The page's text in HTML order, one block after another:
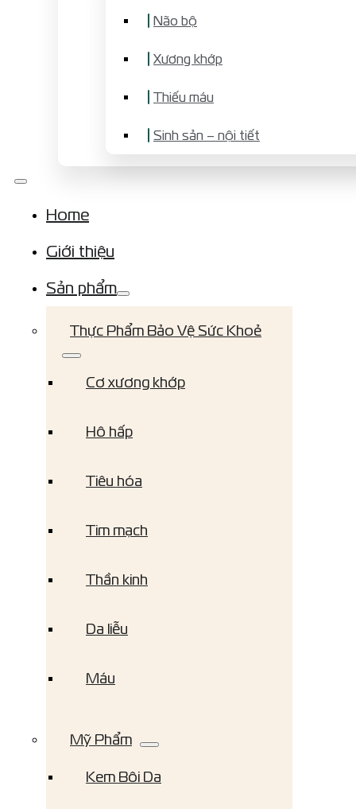
Não bộ
Xương khớp
Thiếu máu
Sinh sản – nội tiết
Home
Giới thiệu
Sản phẩm
Thực Phẩm Bảo Vệ Sức Khoẻ
Cơ xương khớp
Hô hấp
Tiêu hóa
Tim mạch
Thần kinh
Da liễu
Máu
Mỹ Phẩm
Kem Bôi Da